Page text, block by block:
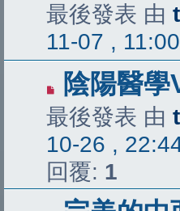
最後發表 由
11-07 , 11:00
陰陽醫
最後發表 由
10-26 ,
回覆: 1